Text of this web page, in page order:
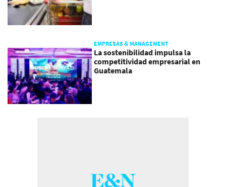
EMPRESAS & MANAGEMENT
La sostenibilidad impulsa la
competitividad empresarial en
Guatemala